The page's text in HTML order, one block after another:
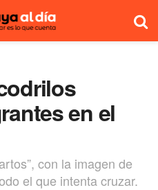
en el
con la imagen de
el que intenta cruzar.